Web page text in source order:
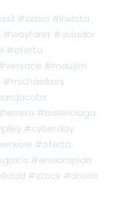
#casio #invicta
#aviador
#oferta
#mauijim
#balenciaga
#cyberday
#oferta
#enviorapido
#stock #ahora